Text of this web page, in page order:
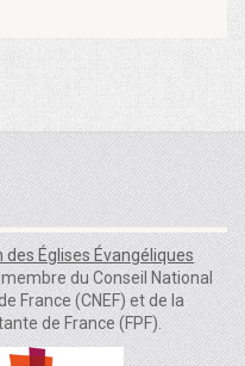
des Églises Évangéliques
du Conseil National
France (CNEF) et de la
de France (FPF).